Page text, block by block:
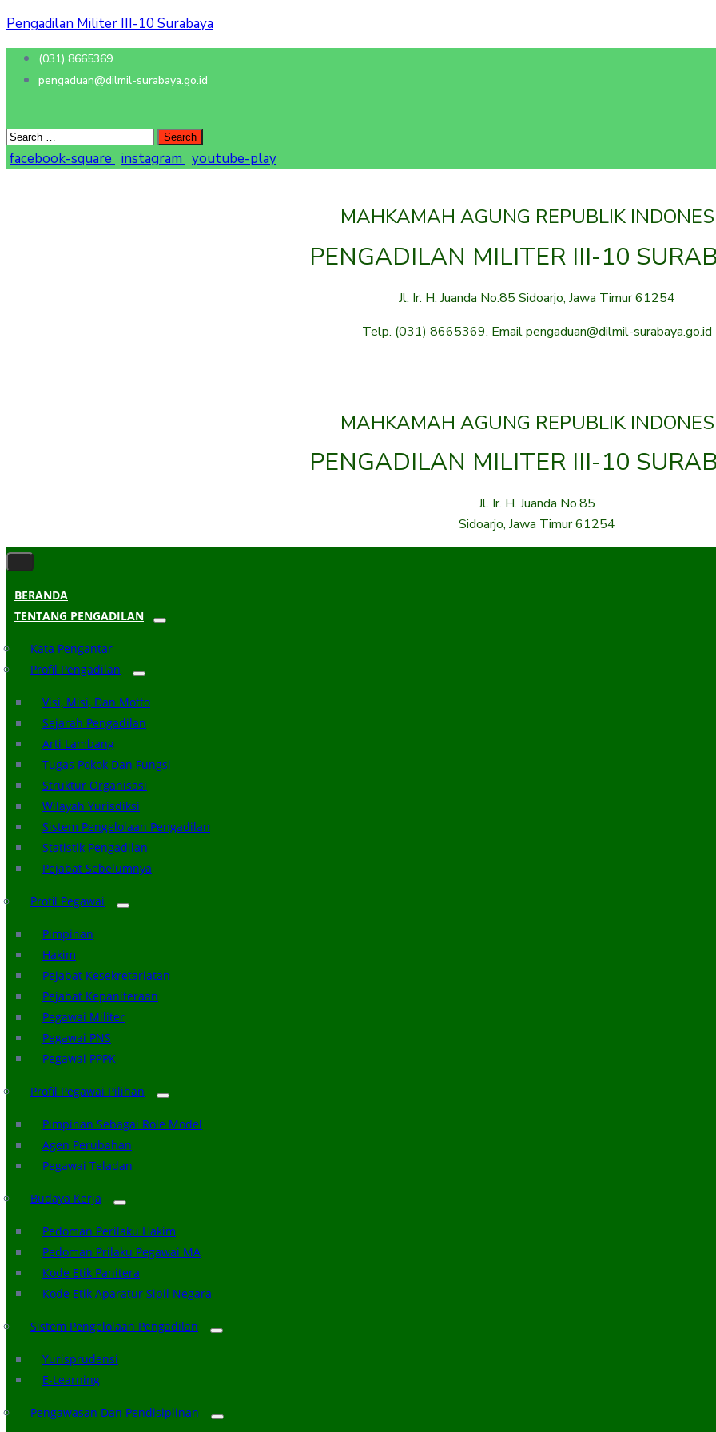
Pengadilan Militer III-10 Surabaya
(031) 8665369
pengaduan@dilmil-surabaya.go.id
facebook-square instagram youtube-play
MAHKAMAH AGUNG REPUBLIK
PENGADILAN MILITER III-10
Jl. Ir. H. Juanda No.85 Sidoarjo, Jawa Timur 61254
Telp. (031) 8665369. Email pengaduan@dilmil-surabaya.go.id
MAHKAMAH AGUNG REPUBLIK
PENGADILAN MILITER III-10
Jl. Ir. H. Juanda No.85
Sidoarjo, Jawa Timur 61254
BERANDA
TENTANG PENGADILAN
Kata Pengantar
Profil Pengadilan
Visi, Misi, Dan Motto
Sejarah Pengadilan
Arti Lambang
Tugas Pokok Dan Fungsi
Struktur Organisasi
Wilayah Yurisdiksi
Sistem Pengelolaan Pengadilan
Statistik Pengadilan
Pejabat Sebelumnya
Profil Pegawai
Pimpinan
Hakim
Pejabat Kesekretariatan
Pejabat Kepaniteraan
Pegawai Militer
Pegawai PNS
Pegawai PPPK
Profil Pegawai Pilihan
Pimpinan Sebagai Role Model
Agen Perubahan
Pegawai Teladan
Budaya Kerja
Pedoman Perilaku Hakim
Pedoman Prilaku Pegawai MA
Kode Etik Panitera
Kode Etik Aparatur Sipil Negara
Sistem Pengelolaan Pengadilan
Yurisprudensi
E-Learning
Pengawasan Dan Pendisiplinan